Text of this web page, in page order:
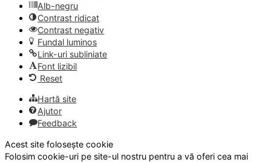
Alb-negru
Contrast ridicat
Contrast negativ
Fundal luminos
Link-uri subliniate
Font lizibil
Reset
Hartă site
Ajutor
Feedback
Acest site folosește cookie
Folosim cookie-uri pe site-ul nostru pentru a vă oferi cea mai